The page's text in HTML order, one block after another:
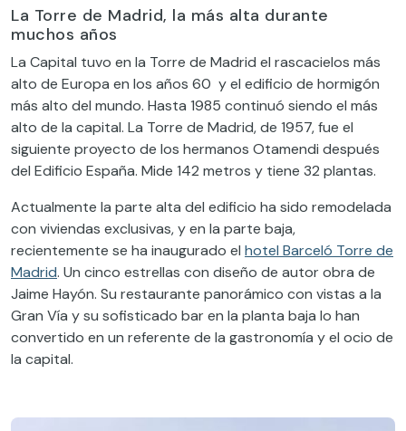
La Torre de Madrid, la más alta durante
muchos años
La Capital tuvo en la Torre de Madrid el rascacielos más
alto de Europa en los años 60 y el edificio de hormigón
más alto del mundo. Hasta 1985 continuó siendo el más
alto de la capital. La Torre de Madrid, de 1957,fue el
siguiente proyecto de los hermanos Otamendi después
del Edificio España. Mide 142 metros y tiene 32 plantas.
Actualmente la parte alta del edificio ha sido remodelada
con viviendas exclusivas, y en la parte baja,
recientemente se ha inaugurado el hotel Barceló Torre de
Madrid. Un cinco estrellas con diseño de autor obra de
Jaime Hayón. Su restaurante panorámico con vistas a la
Gran Vía y su sofisticado bar en la planta baja lo han
convertido en un referente de la gastronomía y el ocio de
la capital.